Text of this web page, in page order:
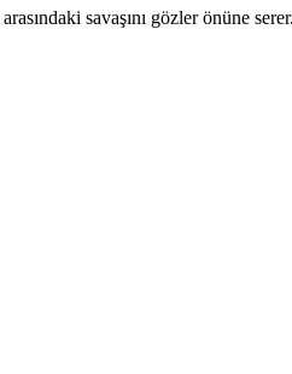
savaşını gözler önüne